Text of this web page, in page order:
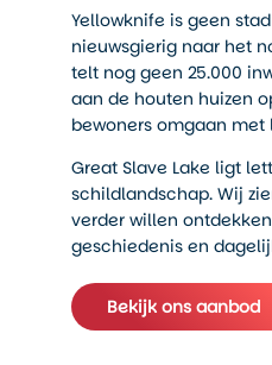
Yellowknife is geen
nieuwsgierig naar het
telt nog geen 25.000
aan de houten huizen
bewoners omgaan met
Great Slave Lake ligt
schildlandschap. Wij
verder willen
geschiedenis en
Bekijk ons aanbod